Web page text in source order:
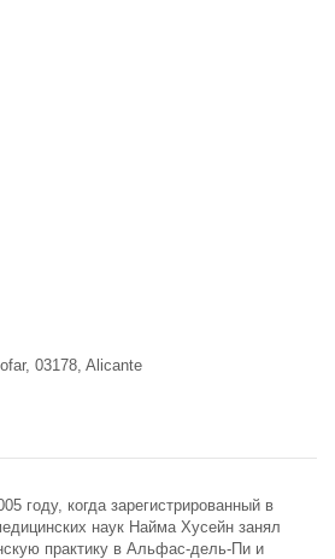
03178, Alicante
году, когда зарегистрированный в
наук Найма Хусейн занял
практику в Альфас-дель-Пи и